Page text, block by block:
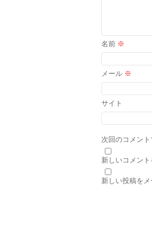
名前 ※
メール ※
サイト
次回のコメン
新しいコメン
新しい投稿を